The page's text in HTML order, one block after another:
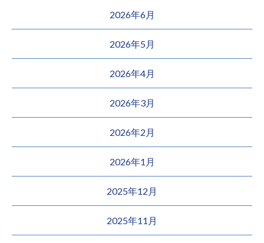
2026年6月
2026年5月
2026年4月
2026年3月
2026年2月
2026年1月
2025年12月
2025年11月